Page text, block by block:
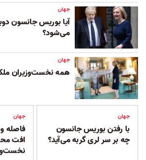
جهان
آیا بوریس جانسون
می‌شود؟
جهان
همه نخست‌وزیران
جهان
با رفتن بوریس جانسون
چه بر سر لری گربه می‌آید؟
جهان
فاصله
افت